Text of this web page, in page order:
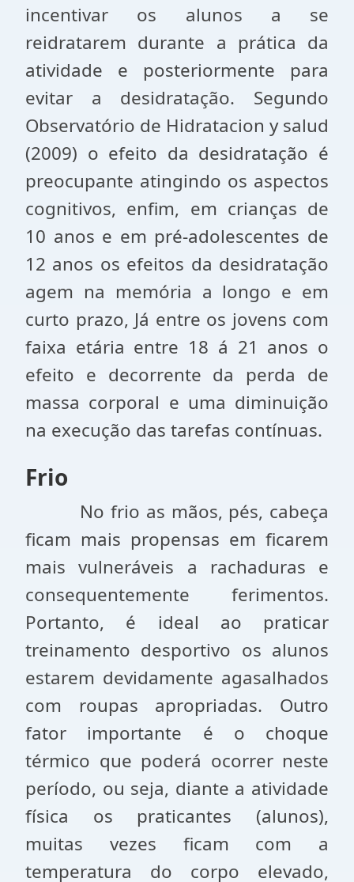
incentivar os alunos a se
reidratarem durante a prática da
atividade e posteriormente para
evitar a desidratação. Segundo
Observatório de Hidratacion y salud
(2009) o efeito da desidratação é
preocupante atingindo os aspectos
cognitivos, enfim, em crianças de
10 anos e em pré-adolescentes de
12 anos os efeitos da desidratação
agem na memória a longo e em
curto prazo, Já entre os jovens com
faixa etária entre 18 á 21 anos o
efeito e decorrente da perda de
massa corporal e uma diminuição
na execução das tarefas contínuas.
Frio
No frio as mãos, pés, cabeça
ficam mais propensas em ficarem
mais vulneráveis a rachaduras e
consequentemente ferimentos.
Portanto, é ideal ao praticar
treinamento desportivo os alunos
estarem devidamente agasalhados
com roupas apropriadas. Outro
fator importante é o choque
térmico que poderá ocorrer neste
período, ou seja, diante a atividade
física os praticantes (alunos),
muitas vezes ficam com a
temperatura do corpo elevado,